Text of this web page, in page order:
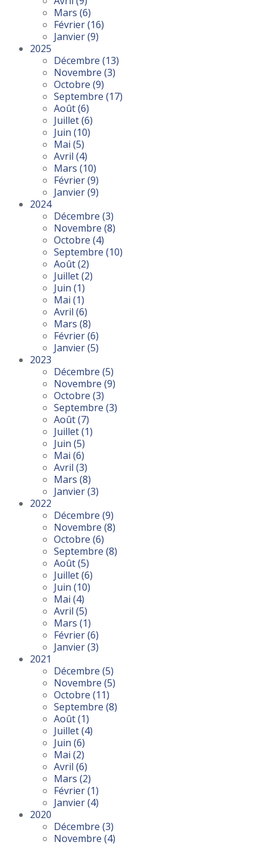
Mars (6)
Février(16)
Janvier(9)
2025
Décembre (13)
Novembre (3)
Octobre (9)
Septembre (17)
Août(6)
Juillet(6)
Juin (10)
Mai (5)
Avril (4)
Mars (10)
Février(9)
Janvier(9)
2024
Décembre (3)
Novembre (8)
Octobre (4)
Septembre (10)
Août(2)
Juillet(2)
Juin (1)
Mai (1)
Avril (6)
Mars (8)
Février(6)
Janvier(5)
2023
Décembre (5)
Novembre (9)
Octobre (3)
Septembre (3)
Août(7)
Juillet(1)
Juin (5)
Mai (6)
Avril (3)
Mars (8)
Janvier(3)
2022
Décembre (9)
Novembre (8)
Octobre (6)
Septembre (8)
Août(5)
Juillet(6)
Juin (10)
Mai (4)
Avril (5)
Mars (1)
Février(6)
Janvier(3)
2021
Décembre (5)
Novembre (5)
Octobre (11)
Septembre (8)
Août(1)
Juillet(4)
Juin (6)
Mai (2)
Avril (6)
Mars (2)
Février(1)
Janvier(4)
2020
Décembre (3)
Novembre (4)